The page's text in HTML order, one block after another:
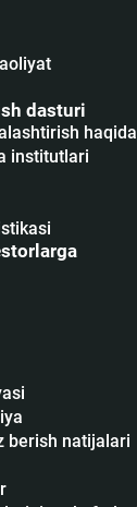
dasturi
haqida
institutlari
berish natijalari